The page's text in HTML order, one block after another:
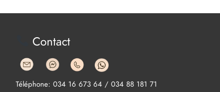
Contact
Téléphone: 034 16 673 64 / 034 88 181 71